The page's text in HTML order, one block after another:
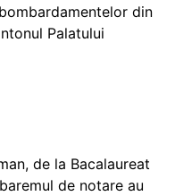
din
Palatului
de la Bacalaureat
de notare au